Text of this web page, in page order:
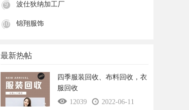
9 波仕狄纳加工厂
10 锦翔服饰
最新热帖
四季服装回收、布料回收，衣
服回收
12039
2022-06-11